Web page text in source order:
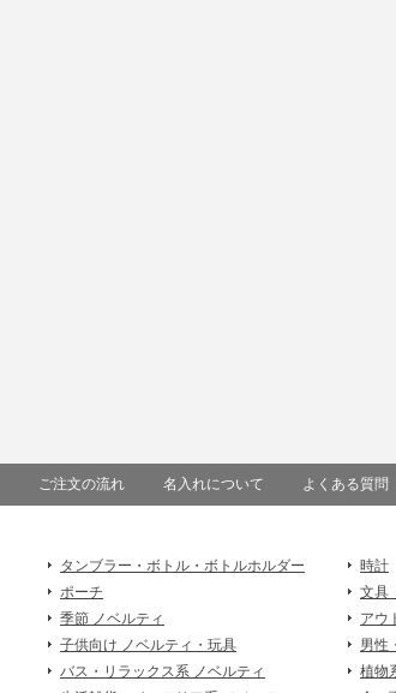
ご注文の流れ 名入れについて よくある質問
タンブラー・ボトル・ボトルホルダー
時計
ポーチ
文具
季節 ノベルティ
アウ
子供向け ノベルティ・玩具
男性
バス・リラックス系 ノベルティ
植物